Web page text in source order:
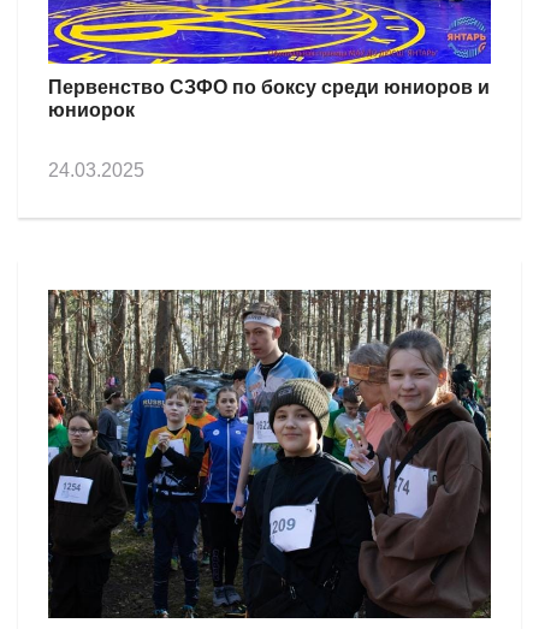
Первенство СЗФО по боксу среди юниоров и
юниорок
24.03.2025